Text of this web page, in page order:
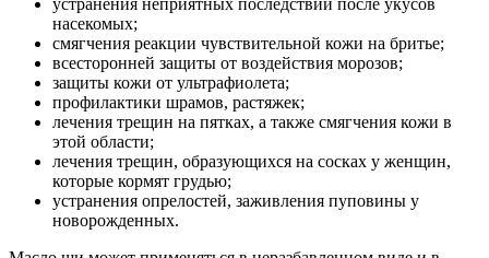
насекомых;
смягчения реакции чувствительной кожи на бритье;
всесторонней защиты от воздействия морозов;
защиты кожи от ультрафиолета;
профилактики шрамов, растяжек;
лечения трещин на пятках, а также смягчения кожи в
этой области;
лечения трещин, образующихся на сосках у женщин,
которые кормят грудью;
устранения опрелостей, заживления пуповины у
новорожденных.